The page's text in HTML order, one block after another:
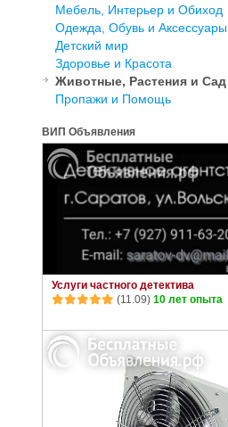
Мебель, Интерьер и Обиход
Одежда, Обувь и Аксессуары
Детский мир
Здоровье и Красота
Животные, Растения и Сад
Пропажи и Помощь
ВИП Объявления
Услуги частного детектива
(11.09) 10 лет опыта